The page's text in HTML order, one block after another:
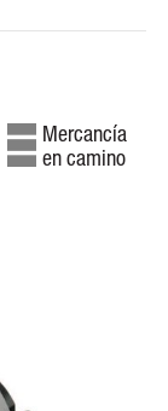
Mercancía
en camino